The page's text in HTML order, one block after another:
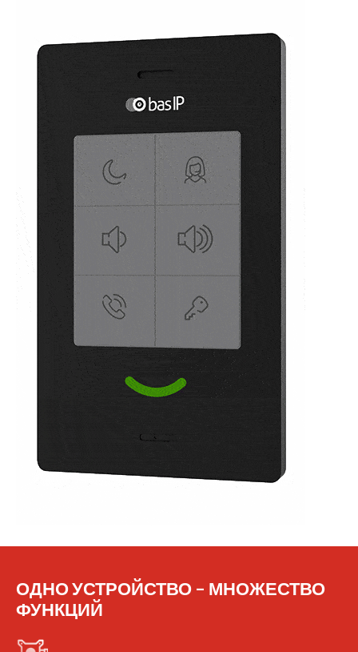
ОДНО УСТРОЙСТВО – МНОЖЕСТВО
ФУНКЦИЙ